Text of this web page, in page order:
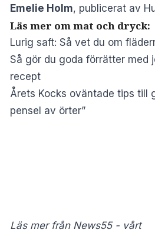
Emelie Holm, publicerat av
Läs mer om mat och dryck:
Lurig saft: Så vet du om
Så gör du goda förrätter med
recept
Årets Kocks oväntade tips till
pensel av örter”
Läs mer från News55 - vårt